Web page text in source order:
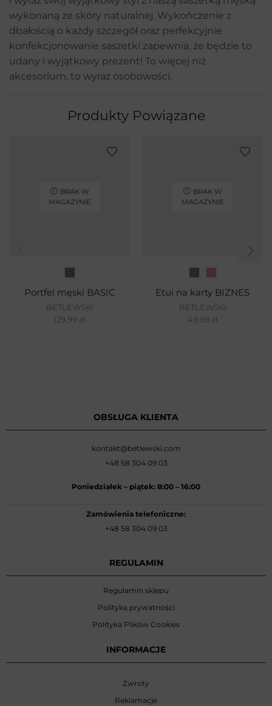
wykonaną ze skóry naturalnej. Wykończenie z
dbałością o każdy szczegół oraz perfekcyjnie
konfekcjonowanie saszetki zapewnia, że będzie to
udany i wyjątkowy prezent! To więcej niż
akcesorium, to wyraz osobowości.
Produkty Powiązane
BRAK W
MAGAZYNIE
Portfel męski BASIC
BETLEWSKI
129,99 zł
BRAK W
MAGAZYNIE
Etui na karty BIZNES
BETLEWSKI
49,99 zł
OBSŁUGA KLIENTA
kontakt@betlewski.com
+48 58 304 09 03
Poniedziałek – piątek: 8:00 – 16:00
Zamówienia telefoniczne:
+48 58 304 09 03
REGULAMIN
Regulamin sklepu
Polityka prywatności
Polityka Plików Cookies
INFORMACJE
Zwroty
Reklamacje